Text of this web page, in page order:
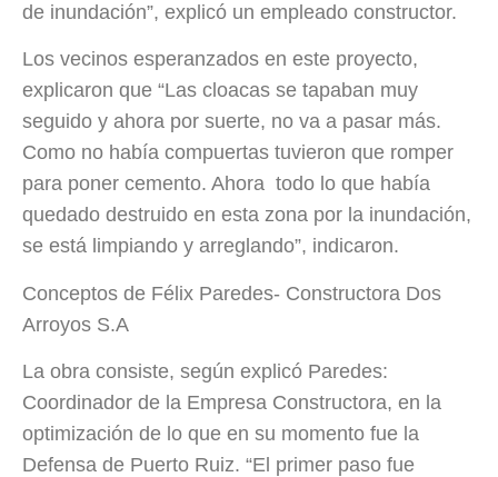
de inundación”, explicó un empleado constructor.
Los vecinos esperanzados en este proyecto,
explicaron que “Las cloacas se tapaban muy
seguido y ahora por suerte, no va a pasar más.
Como no había compuertas tuvieron que romper
para poner cemento. Ahora todo lo que había
quedado destruido en esta zona por la inundación,
se está limpiando y arreglando”, indicaron.
Conceptos de Félix Paredes- Constructora Dos
Arroyos S.A
La obra consiste, según explicó Paredes:
Coordinador de la Empresa Constructora, en la
optimización de lo que en su momento fue la
Defensa de Puerto Ruiz. “El primer paso fue